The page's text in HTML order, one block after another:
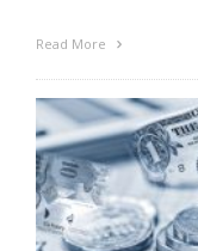
Read More